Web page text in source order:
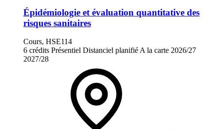
Épidémiologie et évaluation quantitative des
risques sanitaires
Cours, HSE114
6 crédits Présentiel Distanciel planifié A la carte 2026/27
2027/28